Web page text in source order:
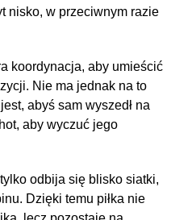
nisko, w przeciwnym razie
koordynacja, aby umieścić
Nie ma jednak na to
abyś sam wyszedł na
aby wyczuć jego
odbija się blisko siatki,
Dzięki temu piłka nie